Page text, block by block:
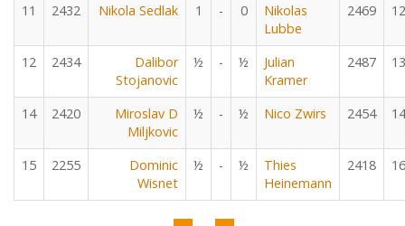
11 2432 Nikola Sedlak 1 - 0
Nikolas
Lubbe
2469 12
12 2434
Dalibor
Stojanovic
½ - ½
Julian
Kramer
2487 13
14 2420
Miroslav D
Miljkovic
½ - ½ Nico Zwirs 2454 14
15 2255
Dominic
Wisnet
½ - ½
Thies
Heinemann
2418 16